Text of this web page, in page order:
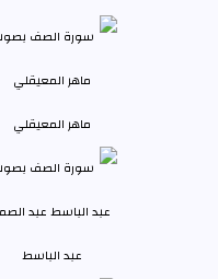
ماهر المعيقلي
عبد الباسط